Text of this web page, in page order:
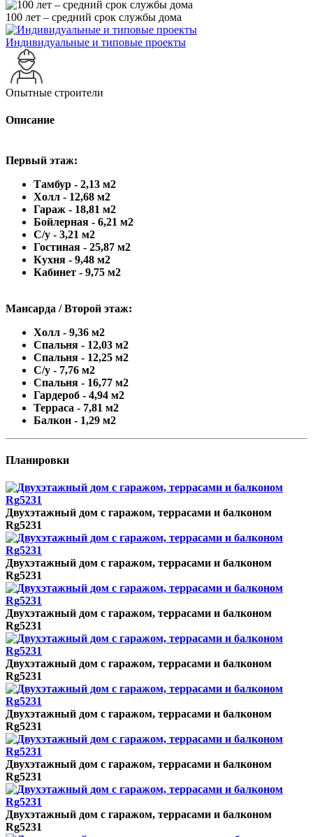
100 лет – средний срок службы дома
Индивидуальные и типовые проекты
Опытные строители
Описание
Первый этаж:
Тамбур - 2,13 м2
Холл - 12,68 м2
Гараж - 18,81 м2
Бойлерная - 6,21 м2
С/у - 3,21 м2
Гостиная - 25,87 м2
Кухня - 9,48 м2
Кабинет - 9,75 м2
Мансарда / Второй этаж:
Холл - 9,36 м2
Спальня - 12,03 м2
Спальня - 12,25 м2
С/у - 7,76 м2
Спальня - 16,77 м2
Гардероб - 4,94 м2
Терраса - 7,81 м2
Балкон - 1,29 м2
Планировки
Двухэтажный дом с гаражом, террасами и балконом
Rg5231
Двухэтажный дом с гаражом, террасами и балконом
Rg5231
Двухэтажный дом с гаражом, террасами и балконом
Rg5231
Двухэтажный дом с гаражом, террасами и балконом
Rg5231
Двухэтажный дом с гаражом, террасами и балконом
Rg5231
Двухэтажный дом с гаражом, террасами и балконом
Rg5231
Двухэтажный дом с гаражом, террасами и балконом
Rg5231